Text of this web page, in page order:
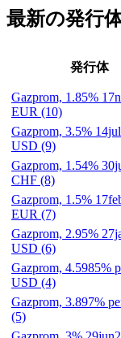
最新の発行
発行体
Gazprom, 1.85%
EUR (10)
Gazprom, 3.5%
USD (9)
Gazprom, 1.54%
CHF (8)
Gazprom, 1.5%
EUR (7)
Gazprom, 2.95%
USD (6)
Gazprom, 4.5985%
USD (4)
Gazprom, 3.897%
(5)